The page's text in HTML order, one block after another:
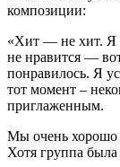
композиции:
«Хит — не хит. Я
не нравится —
понравилось. Я
тот момент –
приглаженным.
Мы очень хорошо
Хотя группа